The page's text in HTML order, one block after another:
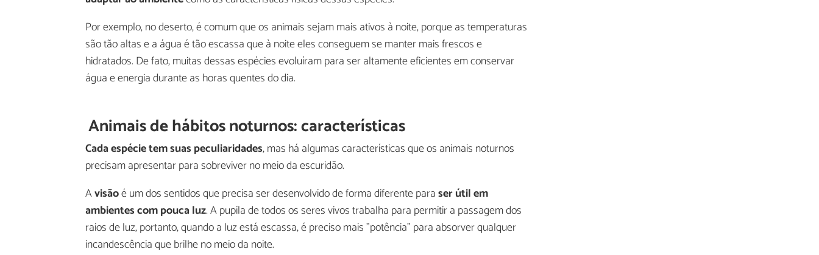
Por exemplo, no deserto, é comum que os animais sejam mais ativos à noite, porque as temperaturas
são tão altas e a água é tão escassa que à noite eles conseguem se manter mais frescos e
hidratados. De fato, muitas dessas espécies evoluíram para ser altamente eficientes em conservar
água e energia durante as horas quentes do dia.
Animais de hábitos noturnos: características
Cada espécie tem suas peculiaridades, mas há algumas características que os animais noturnos
precisam apresentar para sobreviver no meio da escuridão.
Avisãoé um dos sentidos que precisa ser desenvolvido de forma diferente paraser útil em
ambientes com pouca luz. A pupila de todos os seres vivos trabalha para permitir a passagem dos
raios de luz, portanto, quando a luz está escassa, é preciso mais "potência" para absorver qualquer
incandescência que brilhe no meio da noite.